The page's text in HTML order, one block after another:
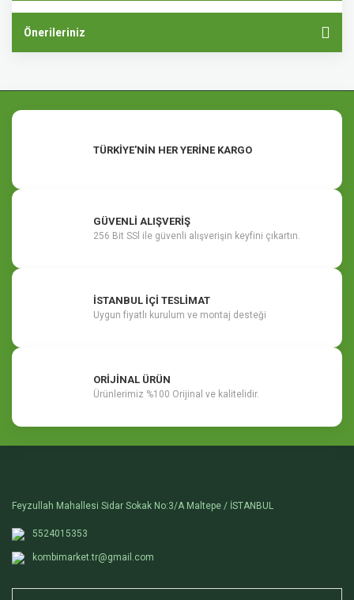
Önerileriniz
TÜRKİYE'NİN HER YERİNE KARGO
GÜVENLİ ALIŞVERİŞ
256 Bit SSl ile güvenli alışverişin keyfini çıkartın.
İSTANBUL İÇİ TESLİMAT
Uygun fiyatlı kurulum ve montaj desteği
ORİJİNAL ÜRÜN
Ürünlerimiz %100 Orijinal ve kalitelidir.
Feyzullah Mahallesi Sidar Sokak No:3/A Maltepe / İSTANBUL
5524015353
kombimarket.tr@gmail.com